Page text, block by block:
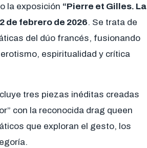
la exposición “Pierre et Gilles. La
de febrero de 2026. Se trata de
del dúo francés, fusionando
espiritualidad y crítica
tres piezas inéditas creadas
con la reconocida drag queen
que exploran el gesto, los